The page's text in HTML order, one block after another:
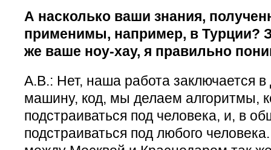
А насколько ваши знания,
применимы, например, в Турции?
же ваше ноу-хау, я правильно
А.В.: Нет, наша работа заключается
машину, код, мы делаем алгоритмы,
подстраиваться под человека, и, в
подстраиваться под любого